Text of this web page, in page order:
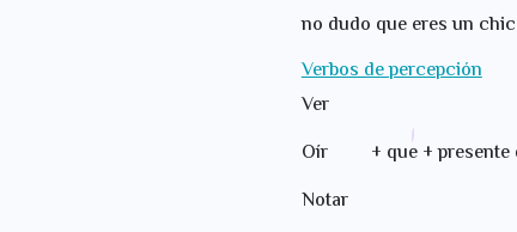
no dudo que eres un
Verbos de percepción
Oír + que +